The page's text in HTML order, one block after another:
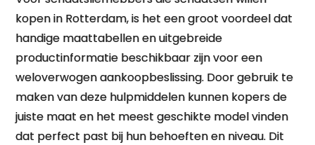
kopen in Rotterdam, is het een groot voordeel dat
handige maattabellen en uitgebreide
productinformatie beschikbaar zijn voor een
weloverwogen aankoopbeslissing. Door gebruik te
maken van deze hulpmiddelen kunnen kopers de
juiste maat en het meest geschikte model vinden
dat perfect past bij hun behoeften en niveau. Dit